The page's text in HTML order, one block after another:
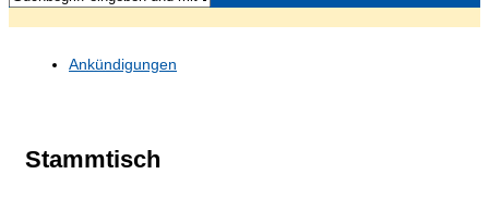
Ankündigungen
Stammtisch